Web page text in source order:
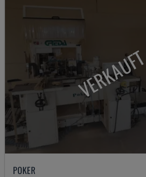
VERKAUFT
POKER